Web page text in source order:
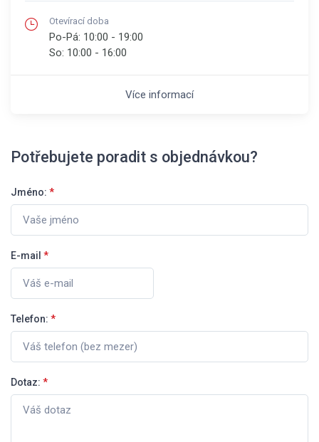
Otevírací doba
Po-Pá: 10:00 - 19:00
So: 10:00 - 16:00
Více informací
Potřebujete poradit s objednávkou?
Jméno: *
E-mail *
Telefon: *
Dotaz: *